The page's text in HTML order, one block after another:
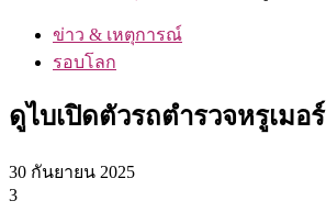
ข่าว & เหตุการณ์
รอบโลก
ดูไบเปิดตัวรถตำรวจหรูเมอ
30 กันยายน 2025
3